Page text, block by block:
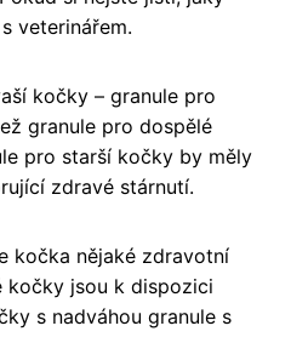
veterinářem.
kočky – granule pro
granule pro dospělé
pro starší kočky by měly
zdravé stárnutí.
kočka nějaké zdravotní
kočky jsou k dispozici
s nadváhou granule s